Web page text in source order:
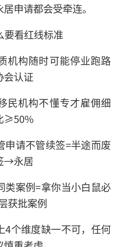
申请都会受牵连。
要看红线标准
机构随时可能停业跑路
会认证
民机构不懂专才雇佣细
≥50%
申请不管续签=半途而废
→永居
类案例=拿你当小白鼠必
获批案例
4个维度缺一不可，任何